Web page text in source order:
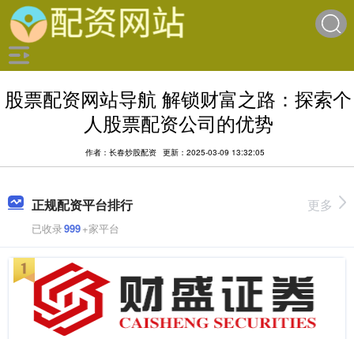
股票配资网站导航 解锁财富之路：探索个
人股票配资公司的优势
作者：长春炒股配资 更新：2025-03-09 13:32:05
正规配资平台排行
已收录999+家平台
更多